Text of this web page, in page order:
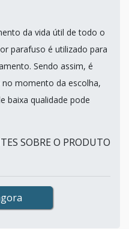
da vida útil de todo o
parafuso é utilizado para
Sendo assim, é
momento da escolha,
baixa qualidade pode
SOBRE O PRODUTO